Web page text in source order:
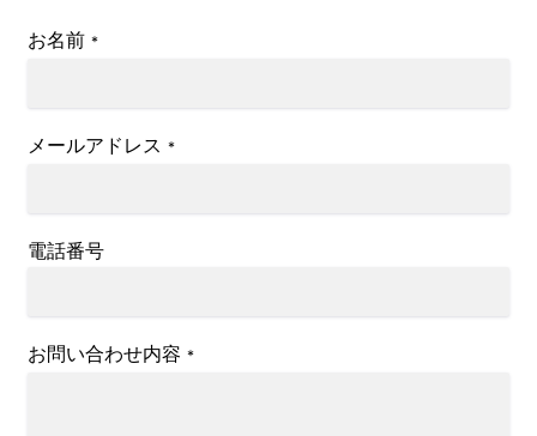
お名前 *
メールアドレス *
電話番号
お問い合わせ内容 *